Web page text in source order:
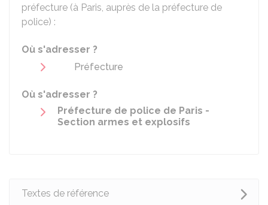
préfecture (à Paris, auprès de la préfecture de
police) :
Où s'adresser ?
Préfecture
Où s'adresser ?
Préfecture de police de Paris -
Section armes et explosifs
Textes de référence